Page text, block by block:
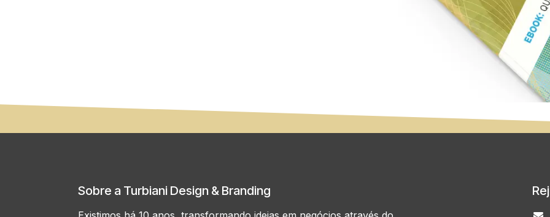
Sobre a Turbiani Design & Branding